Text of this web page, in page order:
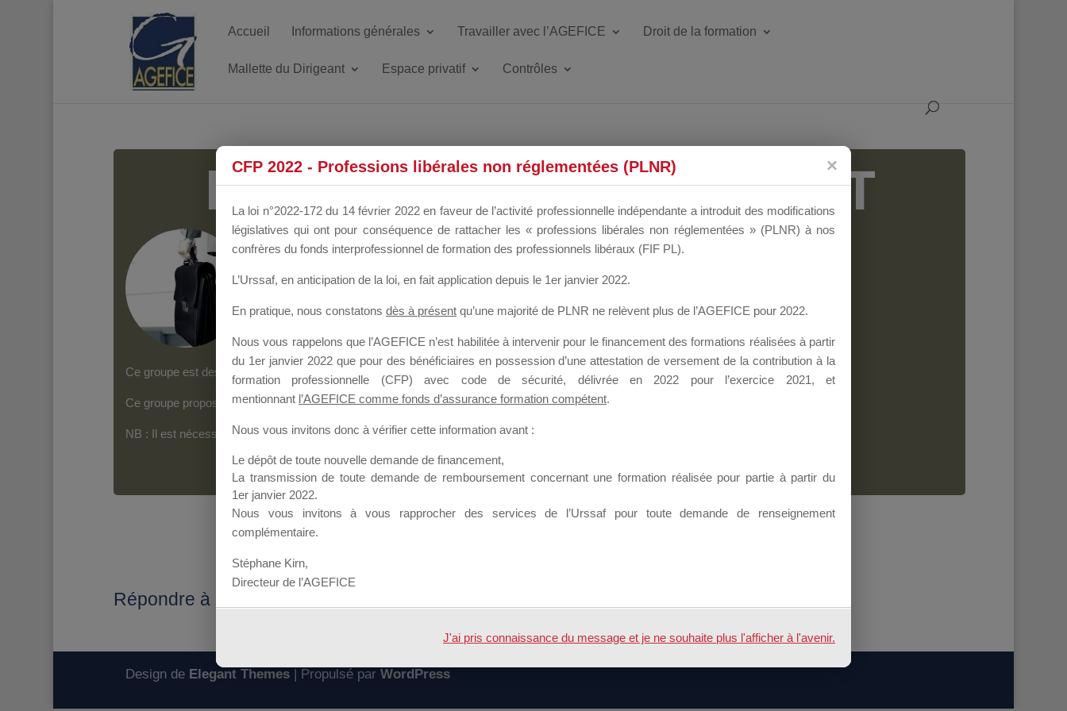
Accueil Informations générales Travailler avec l’AGEFICE Droit de la formation
Mallette du Dirigeant Espace privatif Contrôles
MALLETTE DU DIRIGEANT
Groupe Public il y a un mois
Ce groupe est destiné aux Organismes de Formation qui souhaitent répondre à l’Appel à Propositions Mallette du Dirigeant.
Ce groupe propose un forum dédié au support sur lequel il est possible de laisser un message ou poser une question.
NB : Il est nécessaire d’êtreinscrit(e)pour pouvoir rejoindre ce groupe
Répondre à : Problème sur site Programmation Session MDD
Design de Elegant Themes| Propulsé par WordPress
CFP 2022 - Professions libérales non réglementées (PLNR)
La loi n°2022-172 du 14 février 2022 en faveur de l’activité professionnelle indépendante a introduit des modifications
législatives qui ont pour conséquence de rattacher les « professions libérales non réglementées » (PLNR) à nos
confrères du fonds interprofessionnel de formation des professionnels libéraux (FIF PL).
L’Urssaf, en anticipation de la loi, en fait application depuis le 1er janvier 2022.
En pratique, nous constatons dès à présent qu’une majorité de PLNR ne relèvent plus de l’AGEFICE pour 2022.
Nous vous rappelons que l’AGEFICE n’est habilitée à intervenir pour le financement des formations réalisées à partir
du 1er janvier 2022 que pour des bénéficiaires en possession d’une attestation de versement de la contribution à la
formation professionnelle (CFP) avec code de sécurité, délivrée en 2022 pour l’exercice 2021, et
mentionnant l’AGEFICE comme fonds d’assurance formation compétent.
Nous vous invitons donc à vérifier cette information avant :
Le dépôt de toute nouvelle demande de financement,
La transmission de toute demande de remboursement concernant une formation réalisée pour partie à partir du
1er janvier 2022.
Nous vous invitons à vous rapprocher des services de l’Urssaf pour toute demande de renseignement
complémentaire.
Stéphane Kirn,
Directeur de l’AGEFICE
J'ai pris connaissance du message et je ne souhaite plus l'afficher à l'avenir.